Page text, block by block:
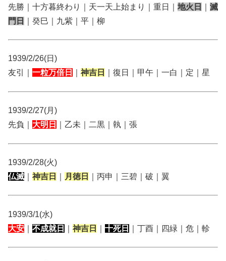
先勝｜十方暮終わり｜天一天上始まり｜重日｜ 地火日
滅
門日
｜癸巳｜九紫｜平｜柳
1939/2/26(日)
友引｜ 一粒万倍日 神吉日 ｜復日｜甲午｜一白｜定｜星
1939/2/27(月)
先負｜ 大明日 ｜乙未｜二黒｜執｜張
1939/2/28(火)
仏滅
神吉日 月徳日 ｜丙申｜三碧｜破｜翼
1939/3/1(水)
大安
不成就日 神吉日 十死日 ｜丁酉｜四緑｜危｜軫